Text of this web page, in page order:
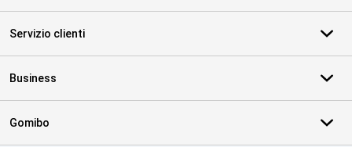
Servizio clienti
Business
Gomibo